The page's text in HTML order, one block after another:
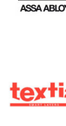
Textia